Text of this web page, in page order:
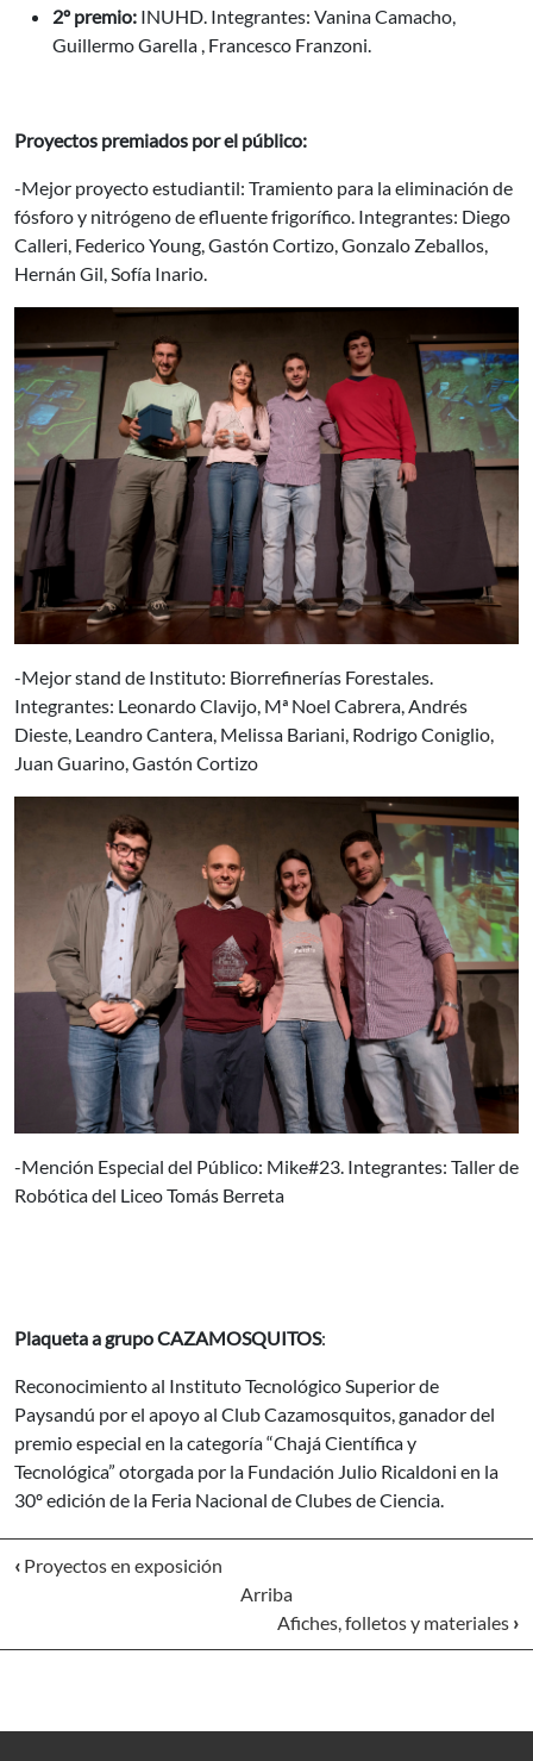
2º premio: INUHD. Integrantes: Vanina Camacho,
Guillermo Garella , Francesco Franzoni.
Proyectos premiados por el público:
-Mejor proyecto estudiantil: Tramiento para la eliminación de
fósforo y nitrógeno de efluente frigorífico. Integrantes: Diego
Calleri, Federico Young, Gastón Cortizo, Gonzalo Zeballos,
Hernán Gil, Sofía Inario.
-Mejor stand de Instituto: Biorrefinerías Forestales.
Integrantes: Leonardo Clavijo, Mª Noel Cabrera, Andrés
Dieste, Leandro Cantera, Melissa Bariani, Rodrigo Coniglio,
Juan Guarino, Gastón Cortizo
-Mención Especial del Público: Mike#23. Integrantes: Taller de
Robótica del Liceo Tomás Berreta
Plaqueta a grupo CAZAMOSQUITOS:
Reconocimiento al Instituto Tecnológico Superior de
Paysandú por el apoyo al Club Cazamosquitos, ganador del
premio especial en la categoría “Chajá Científica y
Tecnológica” otorgada por la Fundación Julio Ricaldoni en la
30º edición de la Feria Nacional de Clubes de Ciencia.
‹ Proyectos en exposición
Arriba
Afiches, folletos y materiales ›